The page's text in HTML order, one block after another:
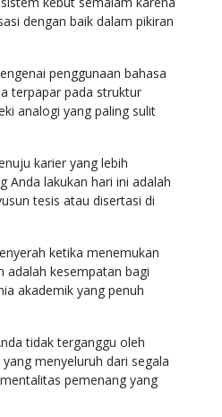
dengan baik dalam pikiran
penggunaan bahasa
terpapar pada struktur
analogi yang paling sulit
karier yang lebih
Anda lakukan hari ini adalah
tesis atau disertasi di
ketika menemukan
adalah kesempatan bagi
akademik yang penuh
tidak terganggu oleh
menyeluruh dari segala
pemenang yang